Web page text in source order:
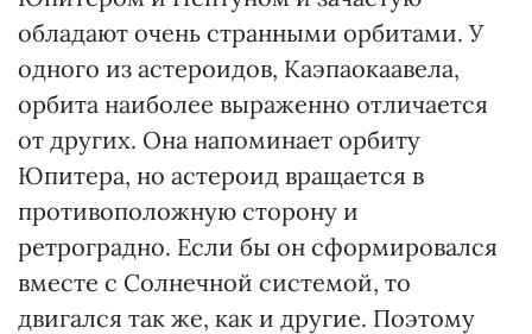
обладают очень странными орбитами. У
одного из астероидов, Каэпаокаавела,
орбита наиболее выраженно отличается
от других. Она напоминает орбиту
Юпитера, но астероид вращается в
противоположную сторону и
ретроградно. Если бы он сформировался
вместе с Солнечной системой, то
двигался так же, как и другие. Поэтому